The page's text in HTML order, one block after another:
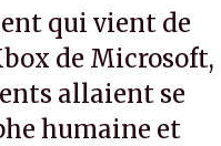
qui vient de
de Microsoft,
allaient se
humaine et